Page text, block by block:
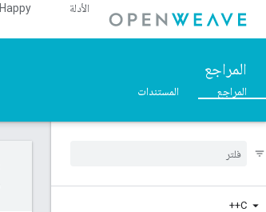
الأدلة Happy
المراجع
المراجع المستندات
C++